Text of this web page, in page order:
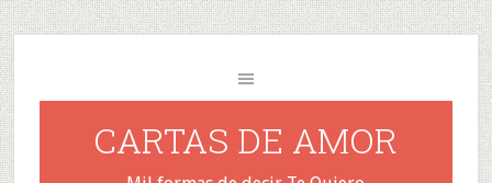
CARTAS DE AMOR